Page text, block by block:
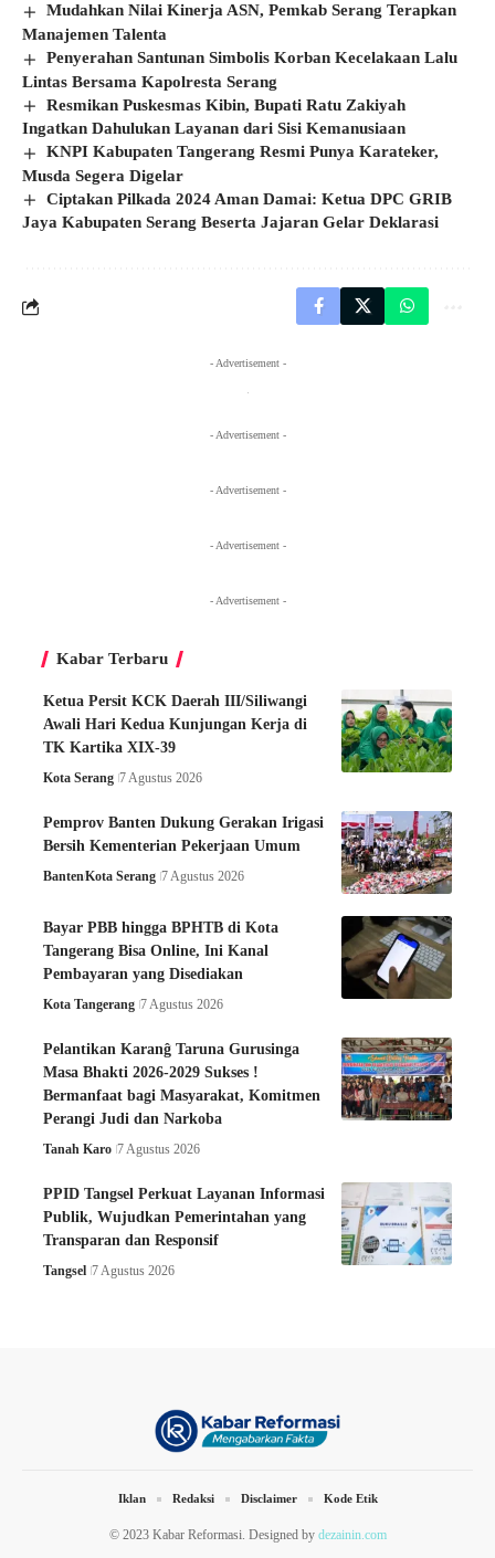
Mudahkan Nilai Kinerja ASN, Pemkab Serang Terapkan
Manajemen Talenta
Penyerahan Santunan Simbolis Korban Kecelakaan Lalu
Lintas Bersama Kapolresta Serang
Resmikan Puskesmas Kibin, Bupati Ratu Zakiyah
Ingatkan Dahulukan Layanan dari Sisi Kemanusiaan
KNPI Kabupaten Tangerang Resmi Punya Karateker,
Musda Segera Digelar
Ciptakan Pilkada 2024 Aman Damai: Ketua DPC GRIB
Jaya Kabupaten Serang Beserta Jajaran Gelar Deklarasi
- Advertisement -
- Advertisement -
- Advertisement -
- Advertisement -
- Advertisement -
Kabar Terbaru
Ketua Persit KCK Daerah III/Siliwangi
Awali Hari Kedua Kunjungan Kerja di
TK Kartika XIX-39
Kota Serang 7 Agustus 2026
Pemprov Banten Dukung Gerakan Irigasi
Bersih Kementerian Pekerjaan Umum
BantenKota Serang 7 Agustus 2026
Bayar PBB hingga BPHTB di Kota
Tangerang Bisa Online, Ini Kanal
Pembayaran yang Disediakan
Kota Tangerang 7 Agustus 2026
Pelantikan Karanĝ Taruna Gurusinga
Masa Bhakti 2026-2029 Sukses !
Bermanfaat bagi Masyarakat, Komitmen
Perangi Judi dan Narkoba
Tanah Karo 7 Agustus 2026
PPID Tangsel Perkuat Layanan Informasi
Publik, Wujudkan Pemerintahan yang
Transparan dan Responsif
Tangsel 7 Agustus 2026
© 2023 Kabar Reformasi. Designed by dezainin.com
Iklan Redaksi Disclaimer Kode Etik